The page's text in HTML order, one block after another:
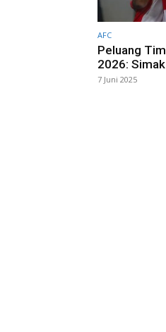
AFC
Peluang
2026:
7 Juni 2025